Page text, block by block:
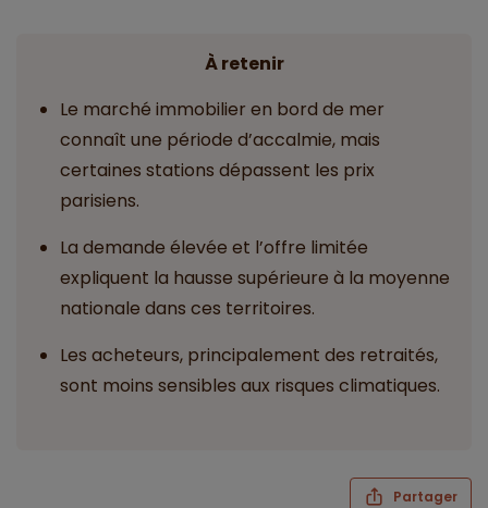
À retenir
Le marché immobilier en bord de mer
connaît une période d’accalmie, mais
certaines stations dépassent les prix
parisiens.
La demande élevée et l’offre limitée
expliquent la hausse supérieure à la moyenne
nationale dans ces territoires.
Les acheteurs, principalement des retraités,
sont moins sensibles aux risques climatiques.
Partager